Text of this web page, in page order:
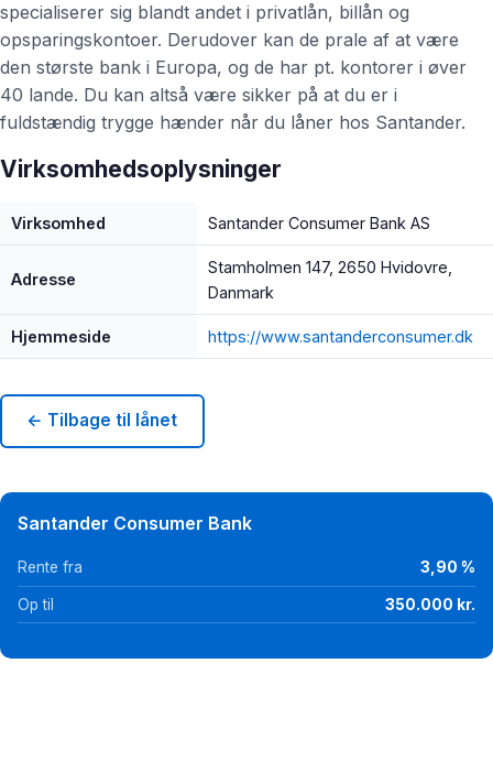
specialiserer sig blandt andet i privatlån, billån og
opsparingskontoer. Derudover kan de prale af at være
den største bank i Europa, og de har pt. kontorer i øver
40 lande. Du kan altså være sikker på at du er i
fuldstændig trygge hænder når du låner hos Santander.
Virksomhedsoplysninger
Virksomhed Santander Consumer Bank AS
Adresse
Stamholmen 147, 2650 Hvidovre,
Danmark
Hjemmeside https://www.santanderconsumer.dk
← Tilbage til lånet
Santander Consumer Bank
Rente fra 3,90 %
Op til 350.000 kr.